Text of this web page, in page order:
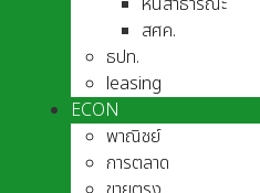
สศค.
ธปท.
leasing
ECON
พาณิชย์
การตลาด